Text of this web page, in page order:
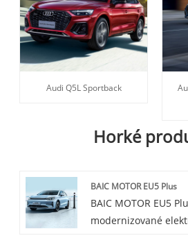
Audi Q5L Sportback
Horké
BAIC MOTOR EU5 Plus
BAIC MOTOR EU5
modernizované